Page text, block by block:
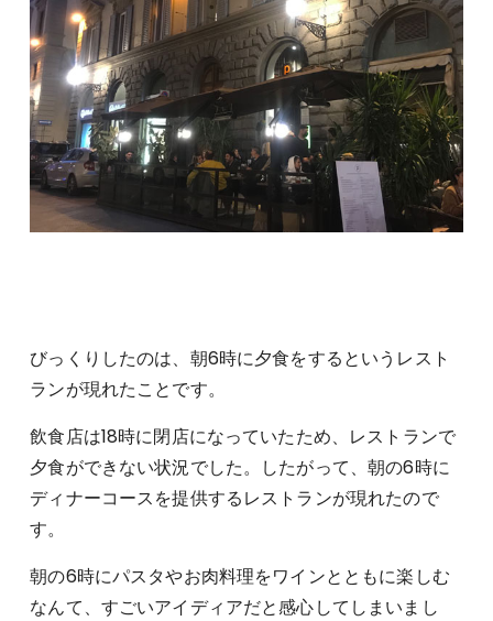
びっくりしたのは、朝6時に夕食をするというレスト
ランが現れたことです。
飲食店は18時に閉店になっていたため、レストランで
夕食ができない状況でした。したがって、朝の6時に
ディナーコースを提供するレストランが現れたので
す。
朝の6時にパスタやお肉料理をワインとともに楽しむ
なんて、すごいアイディアだと感心してしまいまし